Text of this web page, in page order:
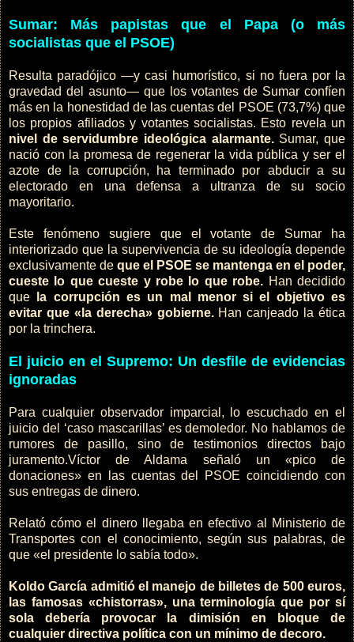
Sumar: Más papistas que el Papa (o más
socialistas que el PSOE)
Resulta paradójico —y casi humorístico, si no fuera por la
gravedad del asunto— que los votantes de Sumar confíen
más en la honestidad de las cuentas del PSOE (73,7%) que
los propios afiliados y votantes socialistas. Esto revela un
nivel de servidumbre ideológica alarmante.Sumar, que
nació con la promesa de regenerar la vida pública y ser el
azote de la corrupción, ha terminado por abducir a su
electorado en una defensa a ultranza de su socio
mayoritario.
Este fenómeno sugiere que el votante de Sumar ha
interiorizado que la supervivencia de su ideología depende
exclusivamente de que el PSOE se mantenga en el poder,
cueste lo que cueste y robe lo que robe. Han decidido
que la corrupción es un mal menor si el objetivo es
evitar que «la derecha» gobierne.Han canjeado la ética
por la trinchera.
El juicio en el Supremo: Un desfile de evidencias
ignoradas
Para cualquier observador imparcial, lo escuchado en el
juicio del ‘caso mascarillas’ es demoledor. No hablamos de
rumores de pasillo, sino de testimonios directos bajo
juramento.Víctor de Aldama señaló un «pico de
donaciones» en las cuentas del PSOE coincidiendo con
sus entregas de dinero.
Relató cómo el dinero llegaba en efectivo al Ministerio de
Transportes con el conocimiento, según sus palabras, de
que «el presidente lo sabía todo».
Koldo García admitió el manejo de billetes de 500 euros,
las famosas «chistorras», una terminología que por sí
sola debería provocar la dimisión en bloque de
cualquier directiva política con un mínimo de decoro.